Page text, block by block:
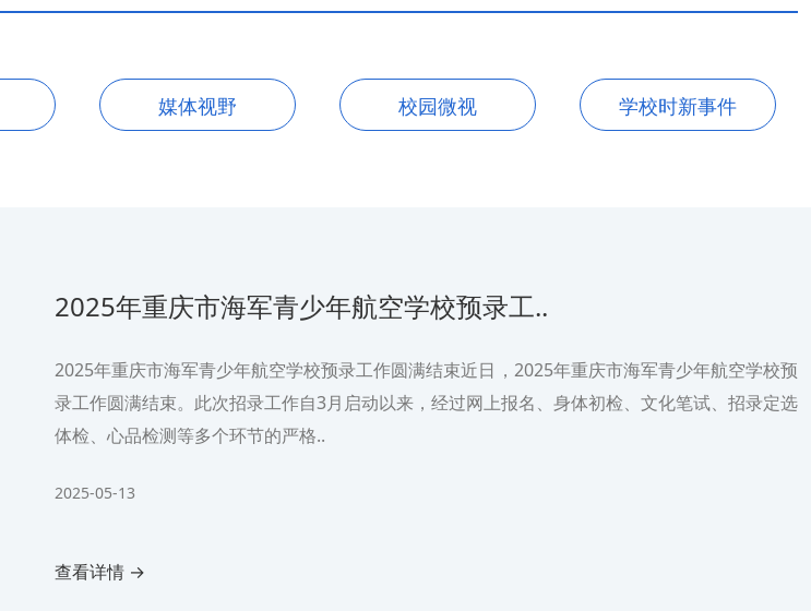
媒体视野 校园微视 学校时新事件
2025年重庆市海军青少年航空学校预录工..
2025年重庆市海军青少年航空学校预录工作圆满结束近日，2025年重庆市海军青少年航空学校预
录工作圆满结束。此次招录工作自3月启动以来，经过网上报名、身体初检、文化笔试、招录定选
体检、心品检测等多个环节的严格..
2025-05-13
查看详情 →